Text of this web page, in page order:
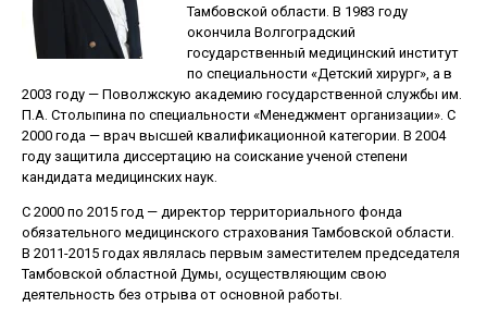
Тамбовской области. В 1983 году
окончила Волгоградский
государственный медицинский институт
по специальности «Детский хирург», а в
2003 году — Поволжскую академию государственной службы им.
П.А. Столыпина по специальности «Менеджмент организации». С
2000 года — врач высшей квалификационной категории. В 2004
году защитила диссертацию на соискание ученой степени
кандидата медицинских наук.
C 2000 по 2015 год — директор территориального фонда
обязательного медицинского страхования Тамбовской области.
В 2011-2015 годах являлась первым заместителем председателя
Тамбовской областной Думы, осуществляющим свою
деятельность без отрыва от основной работы.